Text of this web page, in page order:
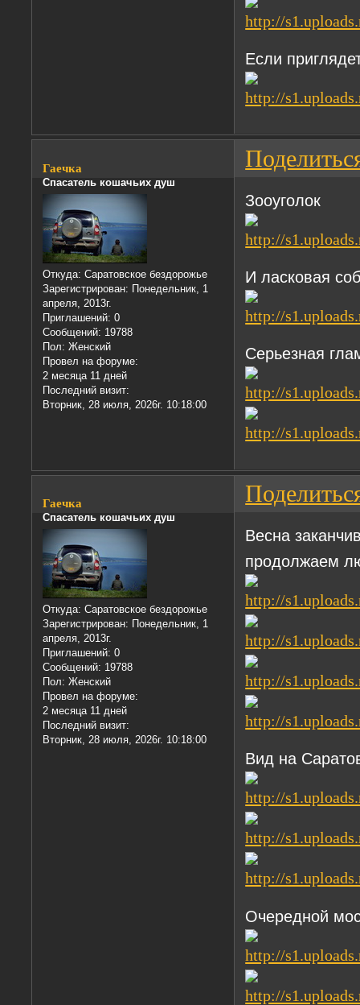
Если
Гаечка
Спасатель кошачьих душ
Откуда: Саратовское бездорожье
Зарегистрирован: Понедельник, 1
апреля, 2013г.
Приглашений: 0
Сообщений: 19788
Пол: Женский
Провел на форуме:
2 месяца 11 дней
Последний визит:
Вторник, 28 июля, 2026г. 10:18:00
Зооуголок
И ласковая
Серьезная
Гаечка
Спасатель кошачьих душ
Откуда: Саратовское бездорожье
Зарегистрирован: Понедельник, 1
апреля, 2013г.
Приглашений: 0
Сообщений: 19788
Пол: Женский
Провел на форуме:
2 месяца 11 дней
Последний визит:
Вторник, 28 июля, 2026г. 10:18:00
Весна
продолжаем
Вид на
Очередной